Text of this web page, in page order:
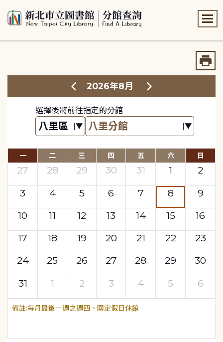
2026年8月
選擇後將前往指定的分館
一 二 三 四 五 六 日
27 28 29 30 31 1
2
3
4 5 6 7 8
9
10
11 12 13 14 15
16
17
18 19 20 21 22
23
24
25 26 27 28 29
30
31
1 2 3 4 5 6
每月最後一週之週四、國定假日休館